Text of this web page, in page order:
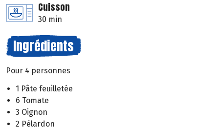
Cuisson
30 min
Ingrédients
Pour 4 personnes
1 Pâte feuilletée
6 Tomate
3 Oignon
2 Pélardon